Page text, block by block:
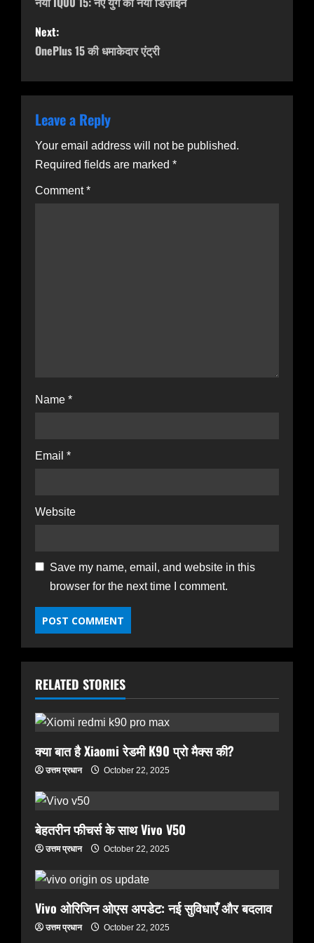
s
t
a
v
i
g
a
Next:
OnePlus 15 की धमाकेदार एंट्री
Leave a Reply
Your email address will not be published.
Required fields are marked *
Comment*
Name *
Email *
Website
Save my name, email, and website in this
browser for the next time I comment.
RELATED STORIES
टेक रुझान
क्या बात है Xiaomi रेडमी K90 प्रो मैक्स की?
उत्तम प्रधान October 22, 2025
बेहतरीन फीचर्स के साथ Vivo V50
उत्तम प्रधान October 22, 2025
Vivo ओरिजिन ओएस अपडेट: नई सुविधाएँ और बदलाव
उत्तम प्रधान October 22, 2025
2
हाम्रोध्वनि (नेपाली पत्रिका)
पंजुलाल गुरुङलाई हार्दिक श्रद्धाञ्जली
November 24, 2025
3
हाम्रोध्वनि (नेपाली पत्रिका)
November 23, 2025
प्रा. गोपीनारायण प्रधानलाई हाम्रो
श्रद्धाञ्जली
November 23, 2025
हाम्रोध्वनि (नेपाली पत्रिका)
लीलबहादुर क्षत्री : व्यक्तित्व र कृतित्व